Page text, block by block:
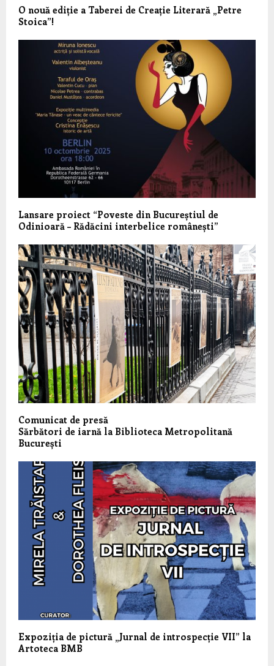
O nouă ediție a Taberei de Creație Literară „Petre
Stoica”!
Lansare proiect “Poveste din Bucureștiul de
Odinioară – Rădăcini interbelice românești”
Comunicat de presă
Sărbători de iarnă la Biblioteca Metropolitană
București
Expoziția de pictură „Jurnal de introspecție VII” la
Artoteca BMB